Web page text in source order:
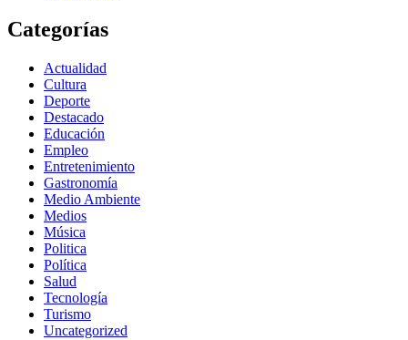
Categorías
Actualidad
Cultura
Deporte
Destacado
Educación
Empleo
Entretenimiento
Gastronomía
Medio Ambiente
Medios
Música
Politica
Política
Salud
Tecnología
Turismo
Uncategorized